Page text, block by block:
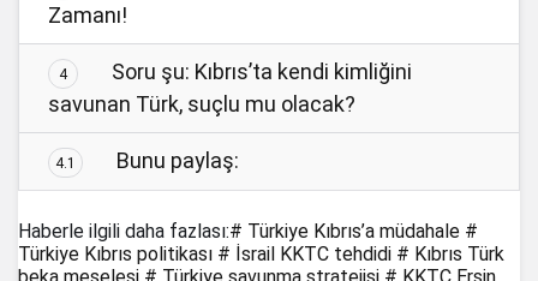
Zamanı!
4
Soru şu: Kıbrıs’ta kendi kimliğini
savunan Türk, suçlu mu olacak?
4.1 Bunu paylaş:
Haberle ilgili daha fazlası:# Türkiye Kıbrıs’a müdahale #
Türkiye Kıbrıs politikası # İsrail KKTC tehdidi # Kıbrıs Türk